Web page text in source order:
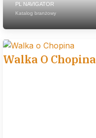
PL NAVIGATOR
Katalog branżowy
Walka O Chopina